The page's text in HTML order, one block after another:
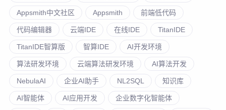
Appsmith中文社区 Appsmith 前端低代码
代码编辑器 云端IDE 在线IDE TitanIDE
TitanIDE智算版 智算IDE AI开发环境
算法研发环境 云端算法研发环境 AI算法开发
NebulaAI 企业AI助手 NL2SQL 知识库
AI智能体 AI应用开发 企业数字化智能体